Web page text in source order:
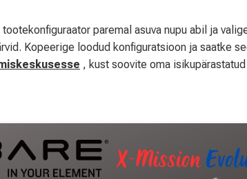
tootekonfiguraator paremal asuva nupu abil ja
Kopeerige loodud konfiguratsioon ja saatke
, kust soovite oma